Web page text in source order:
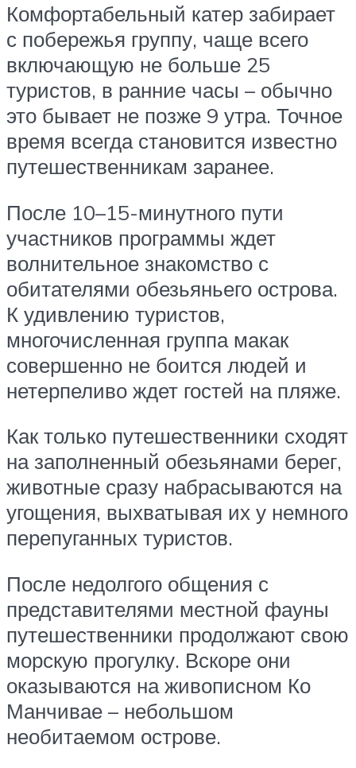
Комфортабельный катер забирает
с побережья группу, чаще всего
включающую не больше 25
туристов, в ранние часы – обычно
это бывает не позже 9 утра. Точное
время всегда становится известно
путешественникам заранее.
После 10–15-минутного пути
участников программы ждет
волнительное знакомство с
обитателями обезьяньего острова.
К удивлению туристов,
многочисленная группа макак
совершенно не боится людей и
нетерпеливо ждет гостей на пляже.
Как только путешественники сходят
на заполненный обезьянами берег,
животные сразу набрасываются на
угощения, выхватывая их у немного
перепуганных туристов.
После недолгого общения с
представителями местной фауны
путешественники продолжают свою
морскую прогулку. Вскоре они
оказываются на живописном Ко
Манчивае – небольшом
необитаемом острове.